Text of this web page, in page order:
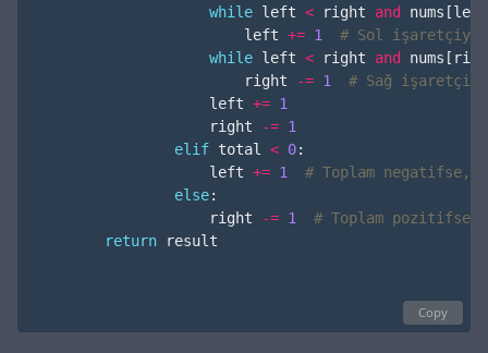
while left < right and nums [left
left += 1
# Sol işaretçiyi
while left < right and nums [
right
-= 1
# Sağ
left += 1
right
-= 1
elif total < 0:
left += 1
# Toplam
else:
right
-= 1
# Toplam
return
result
Copy